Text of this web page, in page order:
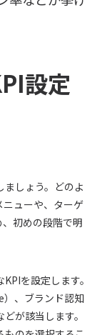
設定
しょう。どのよ
ューや、ターゲ
初めの段階で明
を設定します。
、ブランド認知
が該当します。